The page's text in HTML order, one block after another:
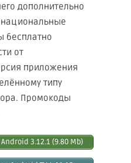
дополнительно
бесплатно
от
приложения
типу
Промокоды
3.12.1 (9.80 Mb)